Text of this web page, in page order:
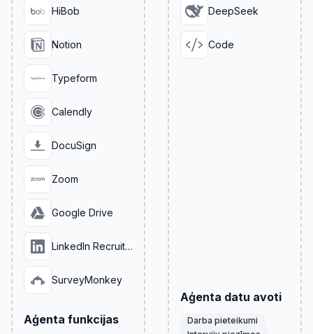
HiBob
Notion
Typeform
Calendly
DocuSign
Zoom
Google Drive
LinkedIn Recruiter
SurveyMonkey
Aģenta funkcijas
DeepSeek
Code
Aģenta datu avoti
Darba pieteikumi